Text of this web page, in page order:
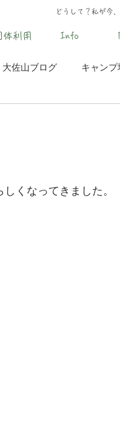
どうして？私が今
体利用 Info
大佐山ブログ キャン
くなってきました。